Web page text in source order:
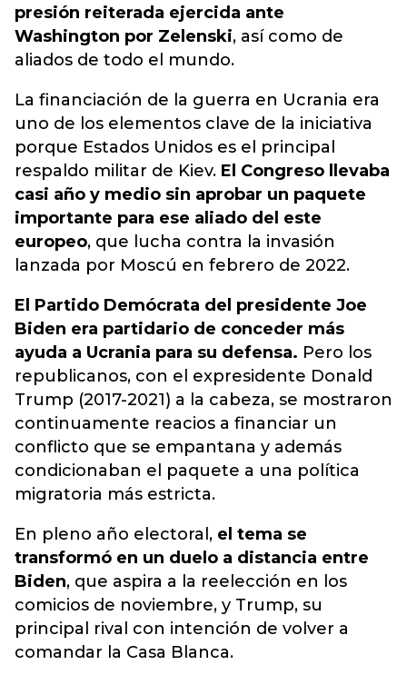
presión reiterada ejercida ante
Washington por Zelenski, así como de
aliados de todo el mundo.
La financiación de la guerra en Ucrania era
uno de los elementos clave de la iniciativa
porque Estados Unidos es el principal
respaldo militar de Kiev. El Congreso llevaba
casi año y medio sin aprobar un paquete
importante para ese aliado del este
europeo, que lucha contra la invasión
lanzada por Moscú en febrero de 2022.
El Partido Demócrata del presidente Joe
Biden era partidario de conceder más
ayuda a Ucrania para su defensa. Pero los
republicanos, con el expresidente Donald
Trump (2017-2021) a la cabeza, se mostraron
continuamente reacios a financiar un
conflicto que se empantana y además
condicionaban el paquete a una política
migratoria más estricta.
En pleno año electoral, el tema se
transformó en un duelo a distancia entre
Biden, que aspira a la reelección en los
comicios de noviembre, y Trump, su
principal rival con intención de volver a
comandar la Casa Blanca.